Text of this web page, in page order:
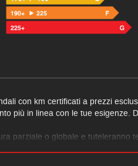
con km certificati a prezzi
più in linea con le tue esigenze.
parziale o globale e tuteleranno